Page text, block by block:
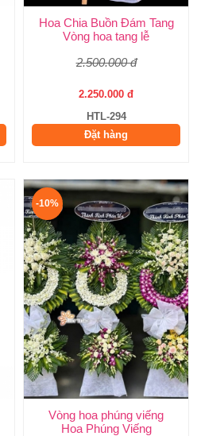
Hoa Chia Buồn Đám Tang
Vòng hoa tang lễ
2.500.000 đ
2.250.000 đ
HTL-294
Đặt hàng
-10%
Vòng hoa phúng viếng
Hoa Phúng Viếng